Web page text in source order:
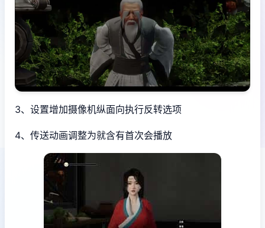
3、设置增加摄像机纵面向执行反转选项
4、传送动画调整为就含有首次会播放